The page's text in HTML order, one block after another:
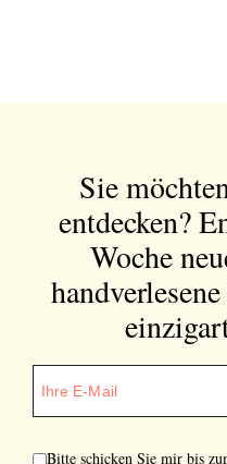
Sie
entdecken?
Woche
Bitte schicken Sie mir bis